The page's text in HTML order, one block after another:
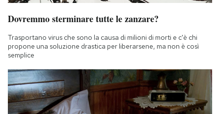
Dovremmo sterminare tutte le zanzare?
Trasportano virus che sono la causa di milioni di morti e c'è chi
propone una soluzione drastica per liberarsene, ma non è così
semplice